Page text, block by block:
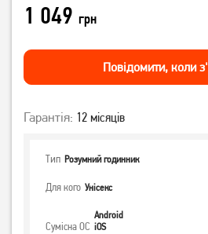
1 049 грн
Повiдомити, коли
Гарантія: 12 місяців
Тип Розумний годинник
Для кого Унісекс
Сумісна ОС
Android
iOS